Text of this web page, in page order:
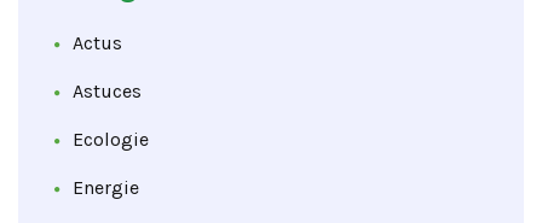
Actus
Astuces
Ecologie
Energie